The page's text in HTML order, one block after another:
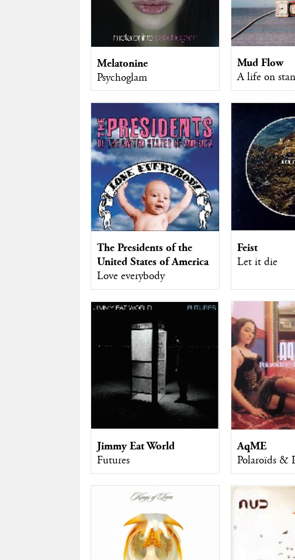
Melatonine
Psychoglam
Mud Flow
A life on
The Presidents of the
United States of America
Love everybody
Feist
Let it die
Jimmy Eat World
Futures
AqME
Polaroïds &